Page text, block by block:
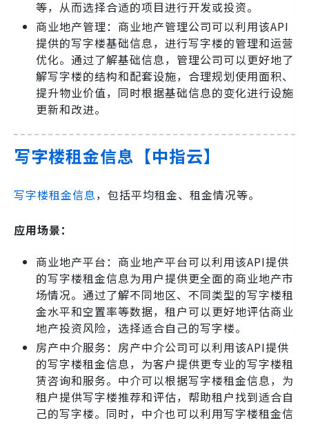
等，从而选择合适的项目进行开发或投资。
商业地产管理：商业地产管理公司可以利用该API
提供的写字楼基础信息，进行写字楼的管理和运营
优化。通过了解基础信息，管理公司可以更好地了
解写字楼的结构和配套设施，合理规划使用面积、
提升物业价值，同时根据基础信息的变化进行设施
更新和改进。
写字楼租金信息【中指云】
写字楼租金信息，包括平均租金、租金情况等。
应用场景：
商业地产平台：商业地产平台可以利用该API提供
的写字楼租金信息为用户提供更全面的商业地产市
场情况。通过了解不同地区、不同类型的写字楼租
金水平和空置率等数据，租户可以更好地评估商业
地产投资风险，选择适合自己的写字楼。
房产中介服务：房产中介公司可以利用该API提供
的写字楼租金信息，为客户提供更专业的写字楼租
赁咨询和服务。中介可以根据写字楼租金信息，为
租户提供写字楼推荐和评估，帮助租户找到适合自
己的写字楼。同时，中介也可以利用写字楼租金信